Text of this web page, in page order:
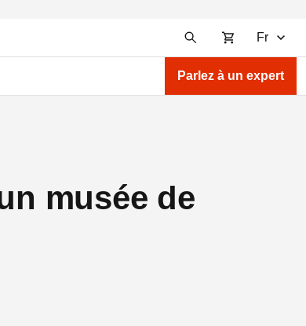
Fr
Parlez à un expert
musée de